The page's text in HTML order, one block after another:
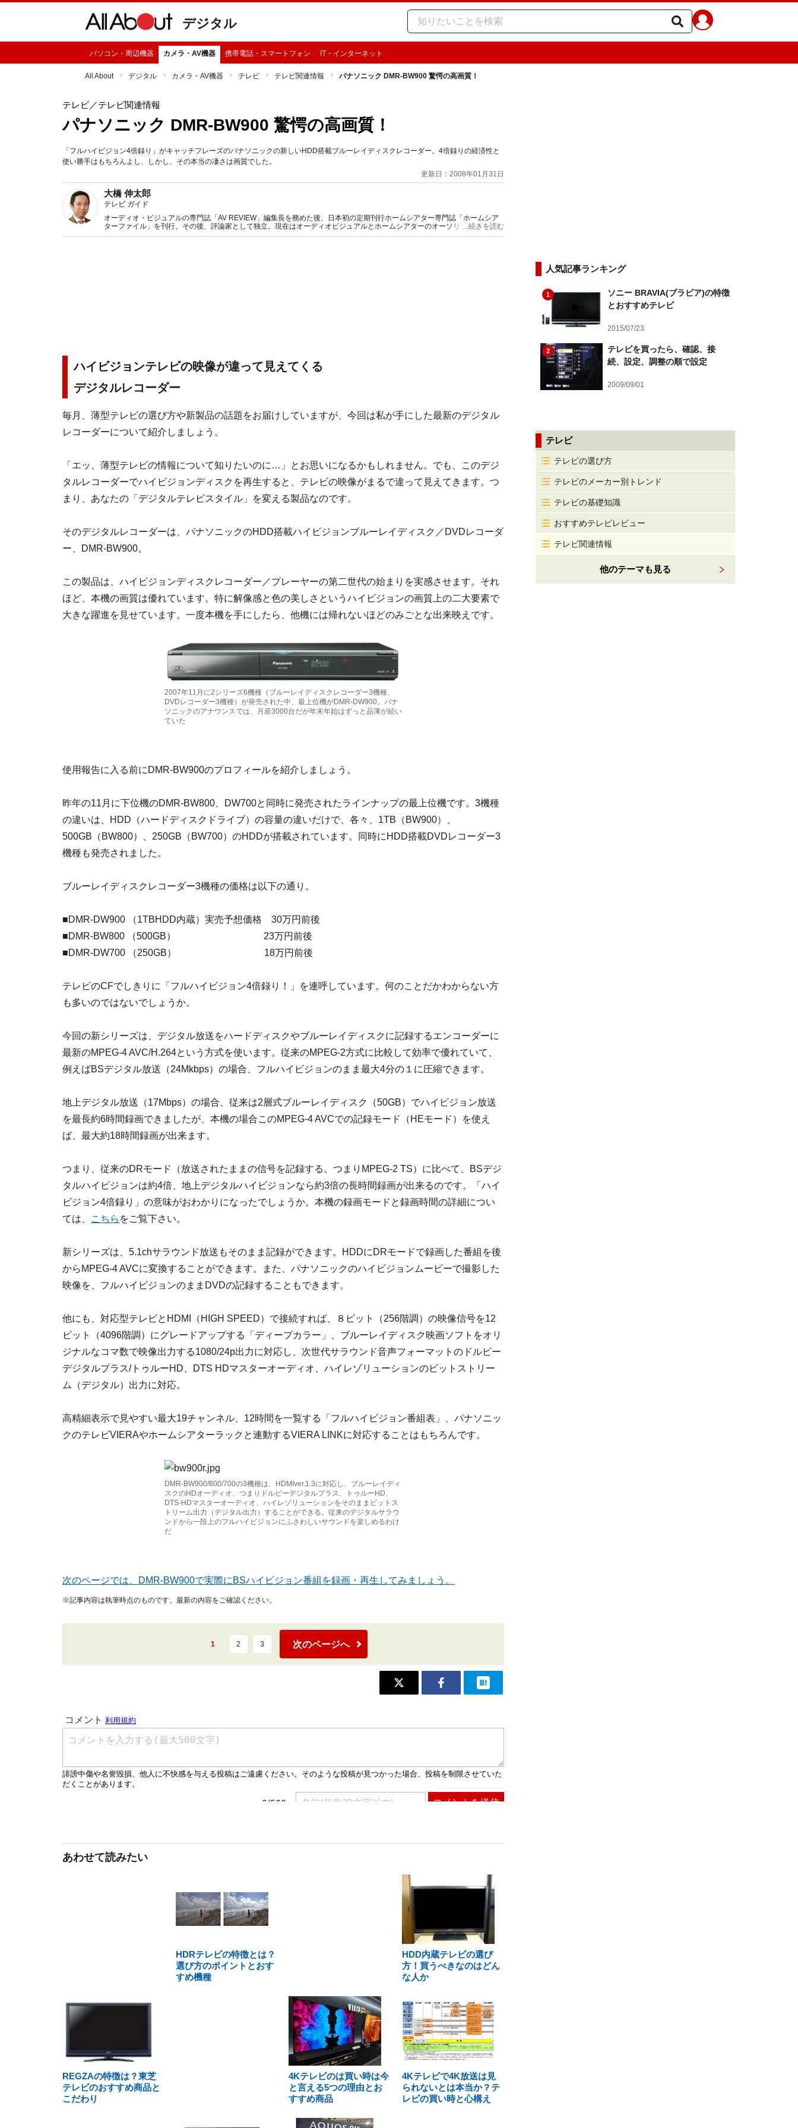
デジタル
パソコン・周辺機器 カメラ・AV機器 携帯電話・スマートフォン IT・インターネット
All About デジタル カメラ・AV機器 テレビ テレビ関連情報 パナソニック DMR-BW900 驚愕の高画質！
テレビ／テレビ関連情報
パナソニック DMR-BW900 驚愕の高画質！
「フルハイビジョン4倍録り」がキャッチフレーズのパナソニックの新しいHDD搭載ブルーレイディスクレコーダー。4倍録りの経済性と
使い勝手はもちろんよし、しかし、その本当の凄さは画質でした。
更新日：2008年01月31日
大橋 伸太郎
テレビ ガイド
オーディオ・ビジュアルの専門誌「AV REVIEW」編集長を務めた後、日本初の定期刊行ホームシアター専門誌「ホームシア
ターファイル」を刊行。その後、評論家として独立。現在はオーディオビジュアルとホームシアターのオーソリティとして活
躍中。講演や全国系新聞での執筆やテレビ出演なども多い。
...続きを読む
ハイビジョンテレビの映像が違って見えてくる
デジタルレコーダー
毎月、薄型テレビの選び方や新製品の話題をお届けしていますが、今回は私が手にした最新のデジタル
レコーダーについて紹介しましょう。
「エッ、薄型テレビの情報について知りたいのに…」とお思いになるかもしれません。でも、このデジ
タルレコーダーでハイビジョンディスクを再生すると、テレビの映像がまるで違って見えてきます。つ
まり、あなたの「デジタルテレビスタイル」を変える製品なのです。
そのデジタルレコーダーは、パナソニックのHDD搭載ハイビジョンブルーレイディスク／DVDレコーダ
ー、DMR-BW900。
この製品は、ハイビジョンディスクレコーダー／プレーヤーの第二世代の始まりを実感させます。それ
ほど、本機の画質は優れています。特に解像感と色の美しさというハイビジョンの画質上の二大要素で
大きな躍進を見せています。一度本機を手にしたら、他機には帰れないほどのみごとな出来映えです。
2007年11月に2シリーズ6機種（ブルーレイディスクレコーダー3機種、
DVDレコーダー3機種）が発売された中、最上位機がDMR-DW900。パナ
ソニックのアナウンスでは、月産3000台だが年末年始はずっと品薄が続い
ていた
使用報告に入る前にDMR-BW900のプロフィールを紹介しましょう。
昨年の11月に下位機のDMR-BW800、DW700と同時に発売されたラインナップの最上位機です。3機種
の違いは、HDD（ハードディスクドライブ）の容量の違いだけで、各々、1TB（BW900）、
500GB（BW800）、250GB（BW700）のHDDが搭載されています。同時にHDD搭載DVDレコーダー3
機種も発売されました。
ブルーレイディスクレコーダー3機種の価格は以下の通り。
■DMR-DW900 （1TBHDD内蔵）実売予想価格 30万円前後
■DMR-BW800 （500GB） 23万円前後
■DMR-DW700 （250GB） 18万円前後
テレビのCFでしきりに「フルハイビジョン4倍録り！」を連呼しています。何のことだかわからない方
も多いのではないでしょうか。
今回の新シリーズは、デジタル放送をハードディスクやブルーレイディスクに記録するエンコーダーに
最新のMPEG-4 AVC/H.264という方式を使います。従来のMPEG-2方式に比較して効率で優れていて、
例えばBSデジタル放送（24Mkbps）の場合、フルハイビジョンのまま最大4分の１に圧縮できます。
地上デジタル放送（17Mbps）の場合、従来は2層式ブルーレイディスク（50GB）でハイビジョン放送
を最長約6時間録画できましたが、本機の場合このMPEG-4 AVCでの記録モード（HEモード）を使え
ば、最大約18時間録画が出来ます。
つまり、従来のDRモード（放送されたままの信号を記録する。つまりMPEG-2 TS）に比べて、BSデジ
タルハイビジョンは約4倍、地上デジタルハイビジョンなら約3倍の長時間録画が出来るのです。「ハイ
ビジョン4倍録り」の意味がおわかりになったでしょうか。本機の録画モードと録画時間の詳細につい
ては、
こちら をご覧下さい。
新シリーズは、5.1chサラウンド放送もそのまま記録ができます。HDDにDRモードで録画した番組を後
からMPEG-4 AVCに変換することができます。また、パナソニックのハイビジョンムービーで撮影した
映像を、フルハイビジョンのままDVDの記録することもできます。
他にも、対応型テレビとHDMI（HIGH SPEED）で接続すれば、８ビット（256階調）の映像信号を12
ビット（4096階調）にグレードアップする「ディープカラー」、ブルーレイディスク映画ソフトをオリ
ジナルなコマ数で映像出力する1080/24p出力に対応し、次世代サラウンド音声フォーマットのドルビー
デジタルプラス/トゥルーHD、DTS HDマスターオーディオ、ハイレゾリューションのビットストリー
ム（デジタル）出力に対応。
高精細表示で見やすい最大19チャンネル、12時間を一覧する「フルハイビジョン番組表」、パナソニッ
クのテレビVIERAやホームシアターラックと連動するVIERA LINKに対応することはもちろんです。
DMR-BW900/800/700の3機種は、HDMIver.1.3に対応し、ブルーレイディ
スクのHDオーディオ、つまりドルビーデジタルプラス、トゥルーHD、
DTS-HDマスターオーディオ、ハイレゾリューションをそのままビットス
トリーム出力（デジタル出力）することができる。従来のデジタルサラウ
ンドから一段上のフルハイビジョンにふさわしいサウンドを楽しめるわけ
だ
次のページでは、DMR-BW900で実際にBSハイビジョン番組を録画・再生してみましょう。
※記事内容は執筆時点のものです。最新の内容をご確認ください。
1 2 3 次のページへ
あわせて読みたい
HDRテレビの特徴とは？
選び方のポイントとおす
すめ機種
HDD内蔵テレビの選び
方！買うべきなのはどん
な人か
REGZAの特徴は？東芝
テレビのおすすめ商品と
こだわり
4Kテレビのは買い時は今
と言える5つの理由とお
すすめ商品
4Kテレビで4K放送は見
られないとは本当か？テ
レビの買い時と心構え
人気記事ランキング
1
ソニー BRAVIA(ブラビア)の特徴
とおすすめテレビ
2015/07/23
2
テレビを買ったら、確認、接
続、設定、調整の順で設定
2009/09/01
テレビ
テレビの選び方
テレビのメーカー別トレンド
テレビの基礎知識
おすすめテレビレビュー
テレビ関連情報
他のテーマも見る